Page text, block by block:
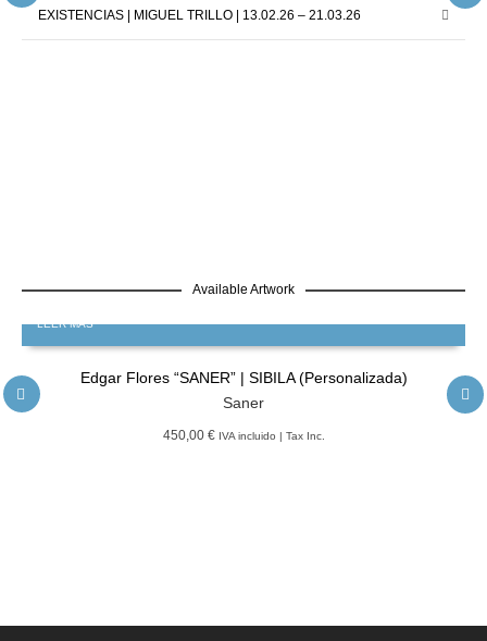
EXISTENCIAS | MIGUEL TRILLO | 13.02.26 – 21.03.26
Available Artwork
LEER MÁS
Edgar Flores “SANER” | SIBILA (Personalizada)
Saner
450,00 € IVA incluido | Tax Inc.
LEER MÁS